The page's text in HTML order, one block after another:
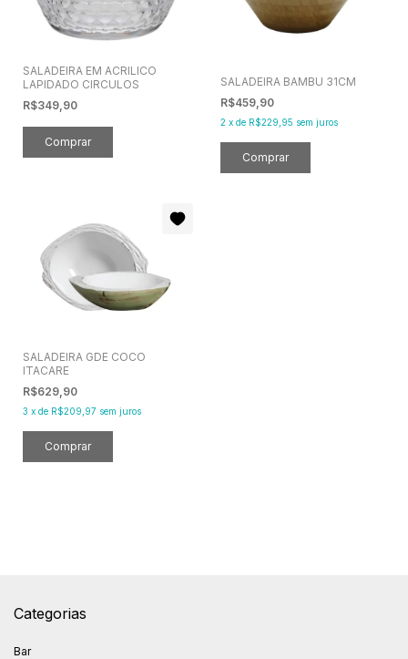
SALADEIRA EM ACRILICO
LAPIDADO CIRCULOS
R$349,90
SALADEIRA BAMBU 31CM
R$459,90
2 x de R$229,95 sem juros
SALADEIRA GDE COCO
ITACARE
R$629,90
3 x de R$209,97 sem juros
Categorias
Bar